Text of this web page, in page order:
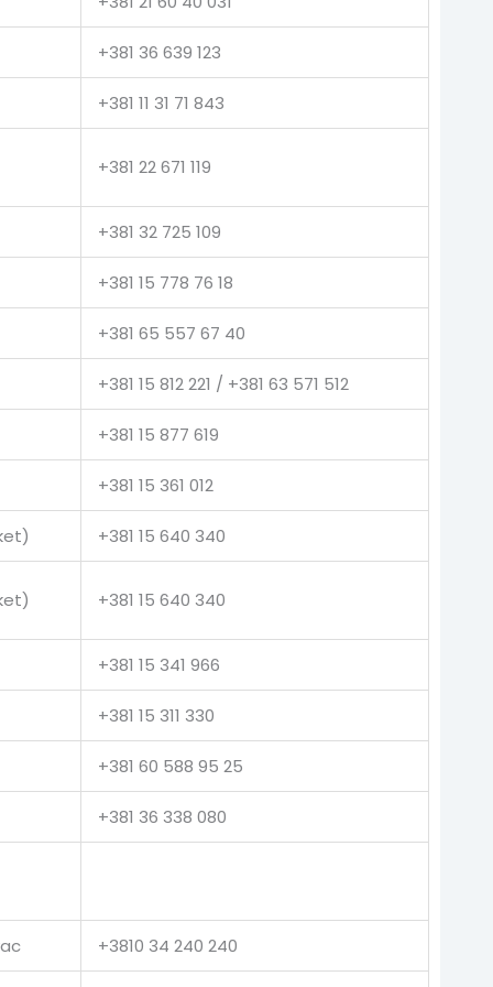
+381 36 639 123
+381 11 31 71 843
+381 22 671 119
+381 32 725 109
+381 15 778 76 18
+381 65 557 67 40
+381 15 812 221 / +381 63 571 512
+381 15 877 619
+381 15 361 012
+381 15 640 340
+381 15 640 340
+381 15 341 966
+381 15 311 330
+381 60 588 95 25
+381 36 338 080
+3810 34 240 240